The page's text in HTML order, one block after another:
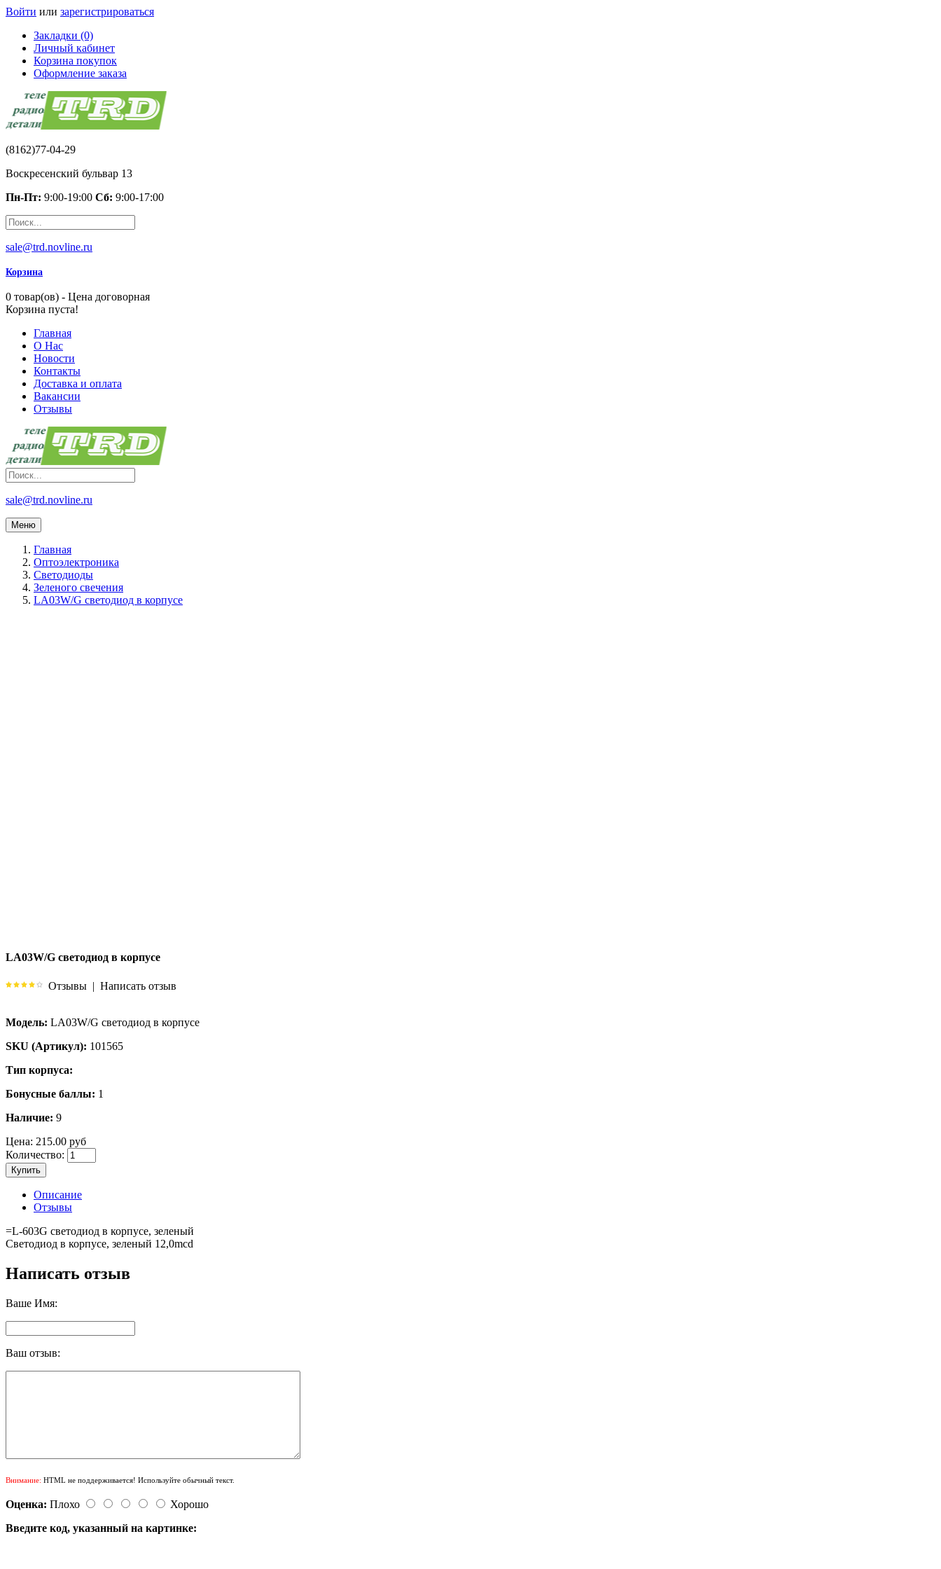
Войти или зарегистрироваться
Закладки (0)
Личный кабинет
Корзина покупок
Оформление заказа
(8162)77-04-29
Воскресенский бульвар 13
Пн-Пт: 9:00-19:00 Сб: 9:00-17:00
sale@trd.novline.ru
Корзина
0 товар(ов) - Цена договорная
Корзина пуста!
Главная
О Нас
Новости
Контакты
Доставка и оплата
Вакансии
Отзывы
sale@trd.novline.ru
Меню
Главная
Оптоэлектроника
Светодиоды
Зеленого свечения
LA03W/G светодиод в корпусе
LA03W/G светодиод в корпусе
Отзывы | Написать отзыв
Модель: LA03W/G светодиод в корпусе
SKU (Артикул): 101565
Тип корпуса:
Бонусные баллы: 1
Наличие: 9
Цена: 215.00 руб
Количество:
Купить
Описание
Отзывы
=L-603G светодиод в корпусе, зеленый
Светодиод в корпусе, зеленый 12,0mcd
Написать отзыв
Ваше Имя:
Ваш отзыв:
Внимание: HTML не поддерживается! Используйте обычный текст.
Оценка: Плохо
Хорошо
Введите код, указанный на картинке: